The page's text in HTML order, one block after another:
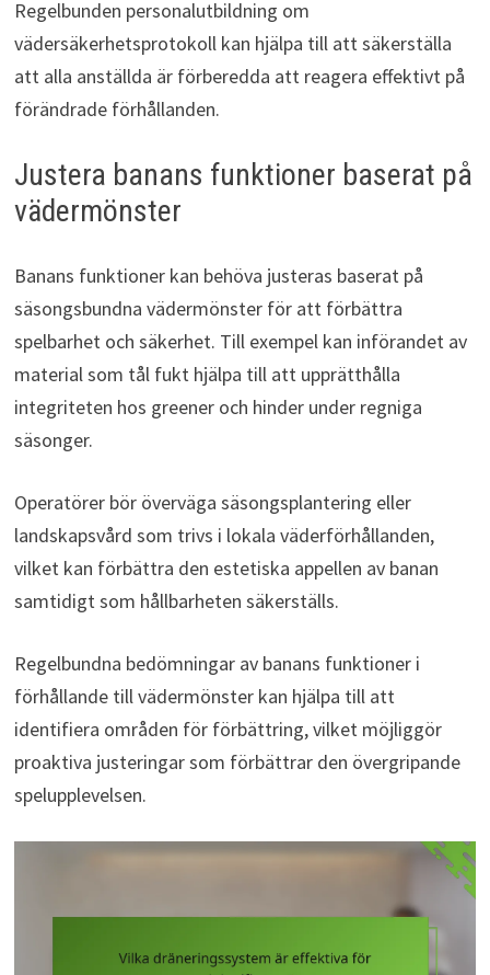
Regelbunden personalutbildning om
vädersäkerhetsprotokoll kan hjälpa till att säkerställa
att alla anställda är förberedda att reagera effektivt på
förändrade förhållanden.
Justera banans funktioner baserat på
vädermönster
Banans funktioner kan behöva justeras baserat på
säsongsbundna vädermönster för att förbättra
spelbarhet och säkerhet. Till exempel kan införandet av
material som tål fukt hjälpa till att upprätthålla
integriteten hos greener och hinder under regniga
säsonger.
Operatörer bör överväga säsongsplantering eller
landskapsvård som trivs i lokala väderförhållanden,
vilket kan förbättra den estetiska appellen av banan
samtidigt som hållbarheten säkerställs.
Regelbundna bedömningar av banans funktioner i
förhållande till vädermönster kan hjälpa till att
identifiera områden för förbättring, vilket möjliggör
proaktiva justeringar som förbättrar den övergripande
spelupplevelsen.